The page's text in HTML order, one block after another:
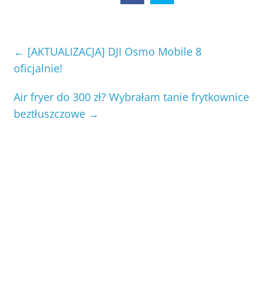
← [AKTUALIZACJA] DJI Osmo Mobile 8
oficjalnie!
Air fryer do 300 zł? Wybrałam tanie frytkownice
beztłuszczowe →